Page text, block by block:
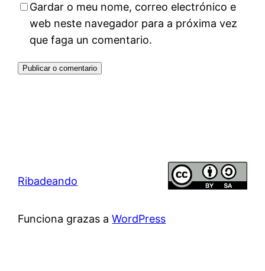
Gardar o meu nome, correo electrónico e
web neste navegador para a próxima vez
que faga un comentario.
Ribadeando
Funciona grazas aWordPress